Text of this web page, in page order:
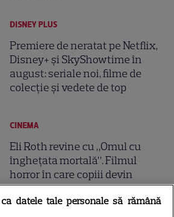
DISNEY PLUS
Premiere de neratat pe Netflix,
Disney+ și SkyShowtime în
august: seriale noi, filme de
colecție și vedete de top
CINEMA
Eli Roth revine cu „Omul cu
înghețata mortală”. Filmul
horror în care copiii devin
criminali după ce mănâncă
înghețată
datele tale personale să rămână